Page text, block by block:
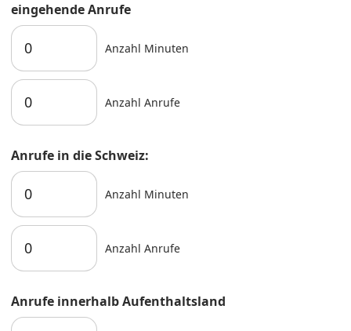
eingehende Anrufe
Anzahl Minuten
Anzahl Anrufe
Anrufe in die Schweiz:
Anzahl Minuten
Anzahl Anrufe
Anrufe innerhalb Aufenthaltsland